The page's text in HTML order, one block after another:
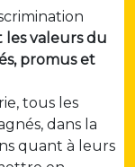
les valeurs du
promus et
tous les
dans la
quant à leurs